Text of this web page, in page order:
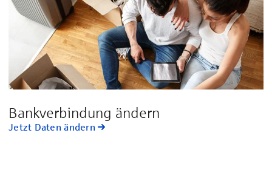
Bankverbindung ändern
Jetzt Daten ändern